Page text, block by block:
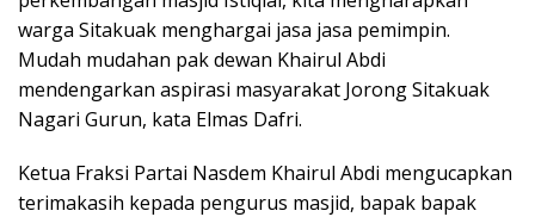
warga Sitakuak menghargai jasa jasa pemimpin.
Mudah mudahan pak dewan Khairul Abdi
mendengarkan aspirasi masyarakat Jorong Sitakuak
Nagari Gurun, kata Elmas Dafri.
Ketua Fraksi Partai Nasdem Khairul Abdi mengucapkan
terimakasih kepada pengurus masjid, bapak bapak